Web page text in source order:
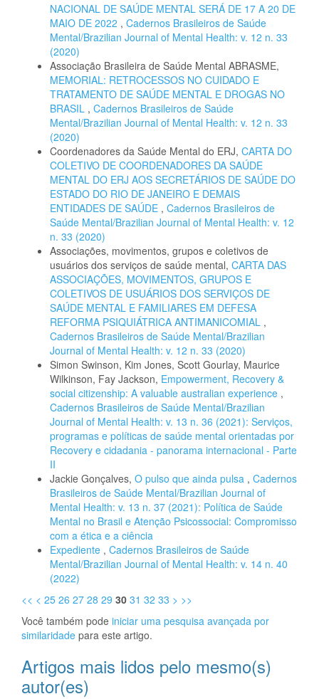
NACIONAL DE SAÚDE MENTAL SERÁ DE 17 A 20 DE
MAIO DE 2022 , Cadernos Brasileiros de Saúde
Mental/Brazilian Journal of Mental Health: v. 12 n. 33
(2020)
Associação Brasileira de Saúde Mental ABRASME,
MEMORIAL: RETROCESSOS NO CUIDADO E
TRATAMENTO DE SAÚDE MENTAL E DROGAS NO
BRASIL , Cadernos Brasileiros de Saúde
Mental/Brazilian Journal of Mental Health: v. 12 n. 33
(2020)
Coordenadores da Saúde Mental do ERJ, CARTA DO
COLETIVO DE COORDENADORES DA SAÚDE
MENTAL DO ERJ AOS SECRETÁRIOS DE SAÚDE DO
ESTADO DO RIO DE JANEIRO E DEMAIS
ENTIDADES DE SAÚDE , Cadernos Brasileiros de
Saúde Mental/Brazilian Journal of Mental Health: v. 12
n. 33 (2020)
Associações, movimentos, grupos e coletivos de
usuários dos serviços de saúde mental, CARTA DAS
ASSOCIAÇÕES, MOVIMENTOS, GRUPOS E
COLETIVOS DE USUÁRIOS DOS SERVIÇOS DE
SAÚDE MENTAL E FAMILIARES EM DEFESA
REFORMA PSIQUIÁTRICA ANTIMANICOMIAL ,
Cadernos Brasileiros de Saúde Mental/Brazilian
Journal of Mental Health: v. 12 n. 33 (2020)
Simon Swinson, Kim Jones, Scott Gourlay, Maurice
Wilkinson, Fay Jackson, Empowerment, Recovery &
social citizenship: A valuable australian experience ,
Cadernos Brasileiros de Saúde Mental/Brazilian
Journal of Mental Health: v. 13 n. 36 (2021): Serviços,
programas e políticas de saúde mental orientadas por
Recovery e cidadania - panorama internacional - Parte
II
Jackie Gonçalves, O pulso que ainda pulsa , Cadernos
Brasileiros de Saúde Mental/Brazilian Journal of
Mental Health: v. 13 n. 37 (2021): Política de Saúde
Mental no Brasil e Atenção Psicossocial: Compromisso
com a ética e a ciência
Expediente , Cadernos Brasileiros de Saúde
Mental/Brazilian Journal of Mental Health: v. 14 n. 40
(2022)
<< < 25 26 27 28 29 30 31 32 33 > >>
Você também pode iniciar uma pesquisa avançada por
similaridade para este artigo.
Artigos mais lidos pelo mesmo(s)
autor(es)